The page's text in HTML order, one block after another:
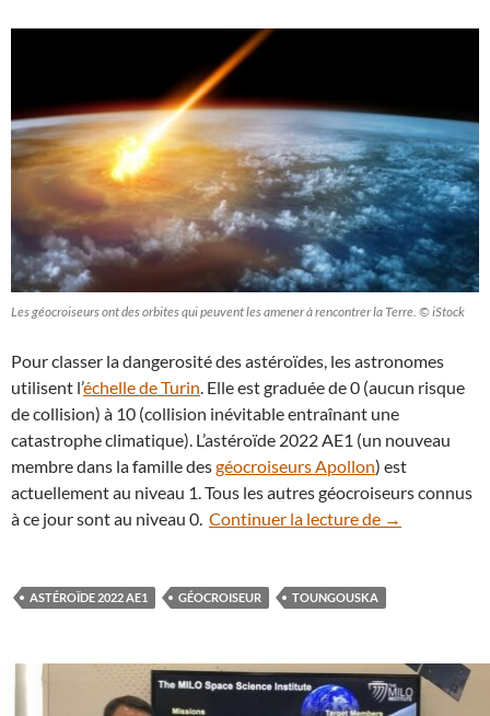
Les géocroiseurs ont des orbites qui peuvent les amener à rencontrer la Terre. © iStock
Pour classer la dangerosité des astéroïdes, les astronomes
utilisent l’échelle de Turin . Elle est graduée de 0 (aucun risque
de collision) à 10 (collision inévitable entraînant une
catastrophe climatique). L’astéroïde 2022 AE1 (un nouveau
membre dans la famille desgéocroiseurs Apollon) est
actuellement au niveau 1. Tous les autres géocroiseurs connus
à ce jour sont au niveau 0. Continuer la lecture de L’astéroïde
→
ASTÉROÏDE 2022 AE1 GÉOCROISEUR TOUNGOUSKA